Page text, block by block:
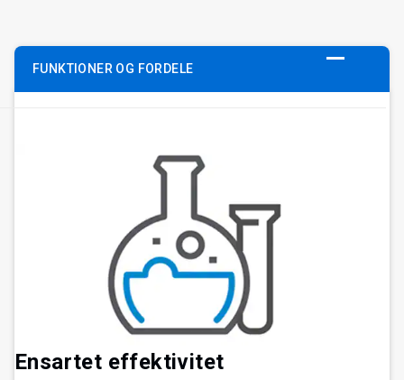
FUNKTIONER OG FORDELE
Ensartet effektivitet